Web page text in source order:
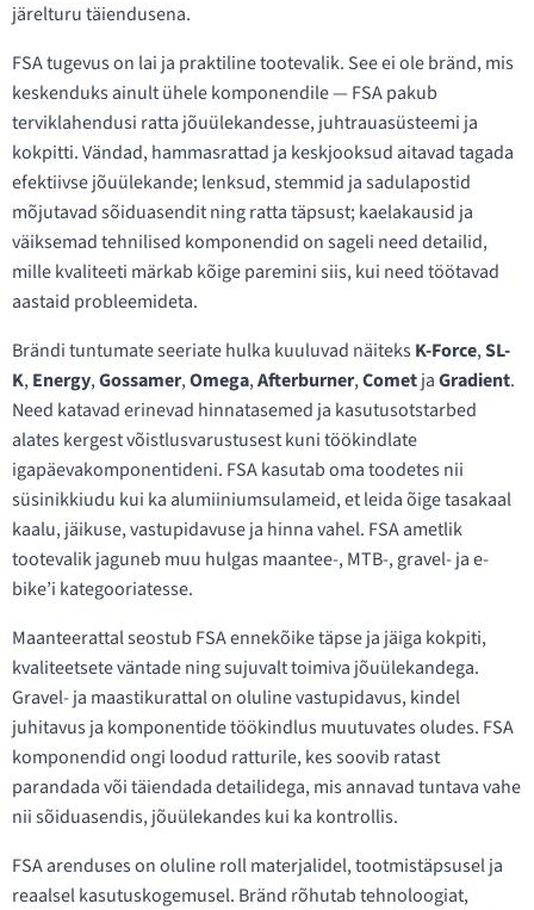
järelturu täiendusena.
FSA tugevus on lai ja praktiline tootevalik. See ei ole bränd, mis
keskenduks ainult ühele komponendile — FSA pakub
terviklahendusi ratta jõuülekandesse, juhtrauasüsteemi ja
kokpitti. Vändad, hammasrattad ja keskjooksud aitavad tagada
efektiivse jõuülekande; lenksud, stemmid ja sadulapostid
mõjutavad sõiduasendit ning ratta täpsust; kaelakausid ja
väiksemad tehnilised komponendid on sageli need detailid,
mille kvaliteeti märkab kõige paremini siis, kui need töötavad
aastaid probleemideta.
Brändi tuntumate seeriate hulka kuuluvad näiteksK-Force,SL-
K,Energy,Gossamer,Omega,Afterburner,CometjaGradient.
Need katavad erinevad hinnatasemed ja kasutusotstarbed
alates kergest võistlusvarustusest kuni töökindlate
igapäevakomponentideni. FSA kasutab oma toodetes nii
süsinikkiudu kui ka alumiiniumsulameid, et leida õige tasakaal
kaalu, jäikuse, vastupidavuse ja hinna vahel. FSA ametlik
tootevalik jaguneb muu hulgas maantee-, MTB-, gravel- ja e-
bike’i kategooriatesse.
Maanteerattal seostub FSA ennekõike täpse ja jäiga kokpiti,
kvaliteetsete väntade ning sujuvalt toimiva jõuülekandega.
Gravel- ja maastikurattal on oluline vastupidavus, kindel
juhitavus ja komponentide töökindlus muutuvates oludes. FSA
komponendid ongi loodud ratturile, kes soovib ratast
parandada või täiendada detailidega, mis annavad tuntava vahe
nii sõiduasendis, jõuülekandes kui ka kontrollis.
FSA arenduses on oluline roll materjalidel, tootmistäpsusel ja
reaalsel kasutuskogemusel. Bränd rõhutab tehnoloogiat,